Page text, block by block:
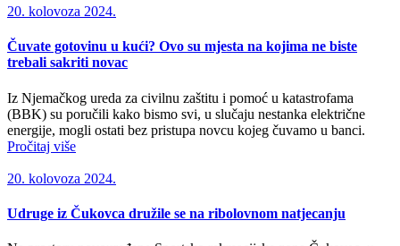
20. kolovoza 2024.
Čuvate gotovinu u kući? Ovo su mjesta na kojima ne biste
trebali sakriti novac
Iz Njemačkog ureda za civilnu zaštitu i pomoć u katastrofama
(BBK) su poručili kako bismo svi, u slučaju nestanka električne
energije, mogli ostati bez pristupa novcu kojeg čuvamo u banci.
Pročitaj više
20. kolovoza 2024.
Udruge iz Čukovca družile se na ribolovnom natjecanju